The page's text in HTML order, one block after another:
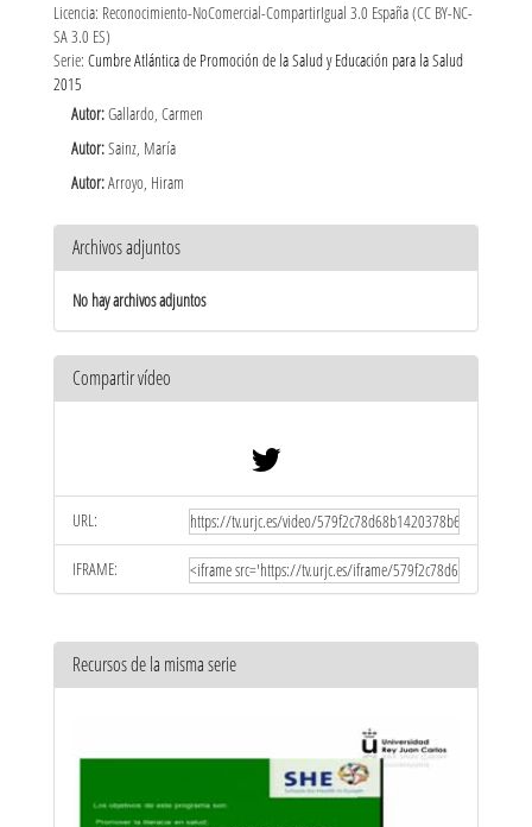
Licencia: Reconocimiento-NoComercial-CompartirIgual 3.0 España (CC BY-NC-
SA 3.0 ES)
Serie: Cumbre Atlántica de Promoción de la Salud y Educación para la Salud
2015
Autor:Gallardo, Carmen
Autor:Sainz, María
Autor:Arroyo, Hiram
Archivos adjuntos
No hay archivos adjuntos
Compartir vídeo
URL:
IFRAME:
Recursos de la misma serie